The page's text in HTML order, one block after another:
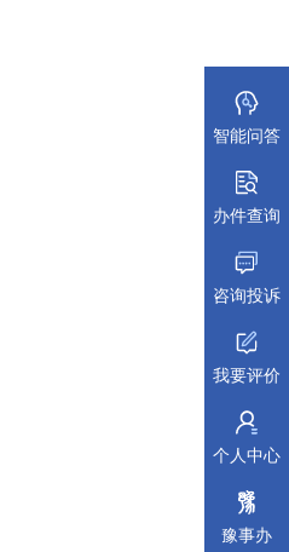
智能问答
办件查询
咨询投诉
我要评价
个人中心
豫事办